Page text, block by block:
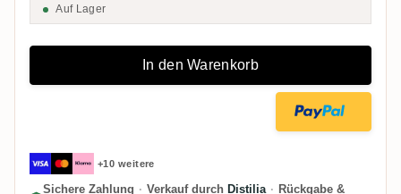
Auf Lager
In den Warenkorb
+10 weitere
Sichere Zahlung · Verkauf durch Distilia · Rückgabe &